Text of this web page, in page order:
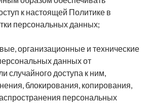
к настоящей Политике в
персональных данных;
организационные и технические
данных от
случайного доступа к ним,
блокирования, копирования,
персональных